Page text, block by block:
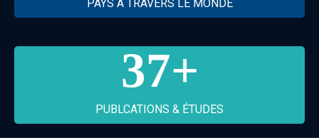
PAYS À TRAVERS LE MONDE
37+
PUBLCATIONS & ÉTUDES